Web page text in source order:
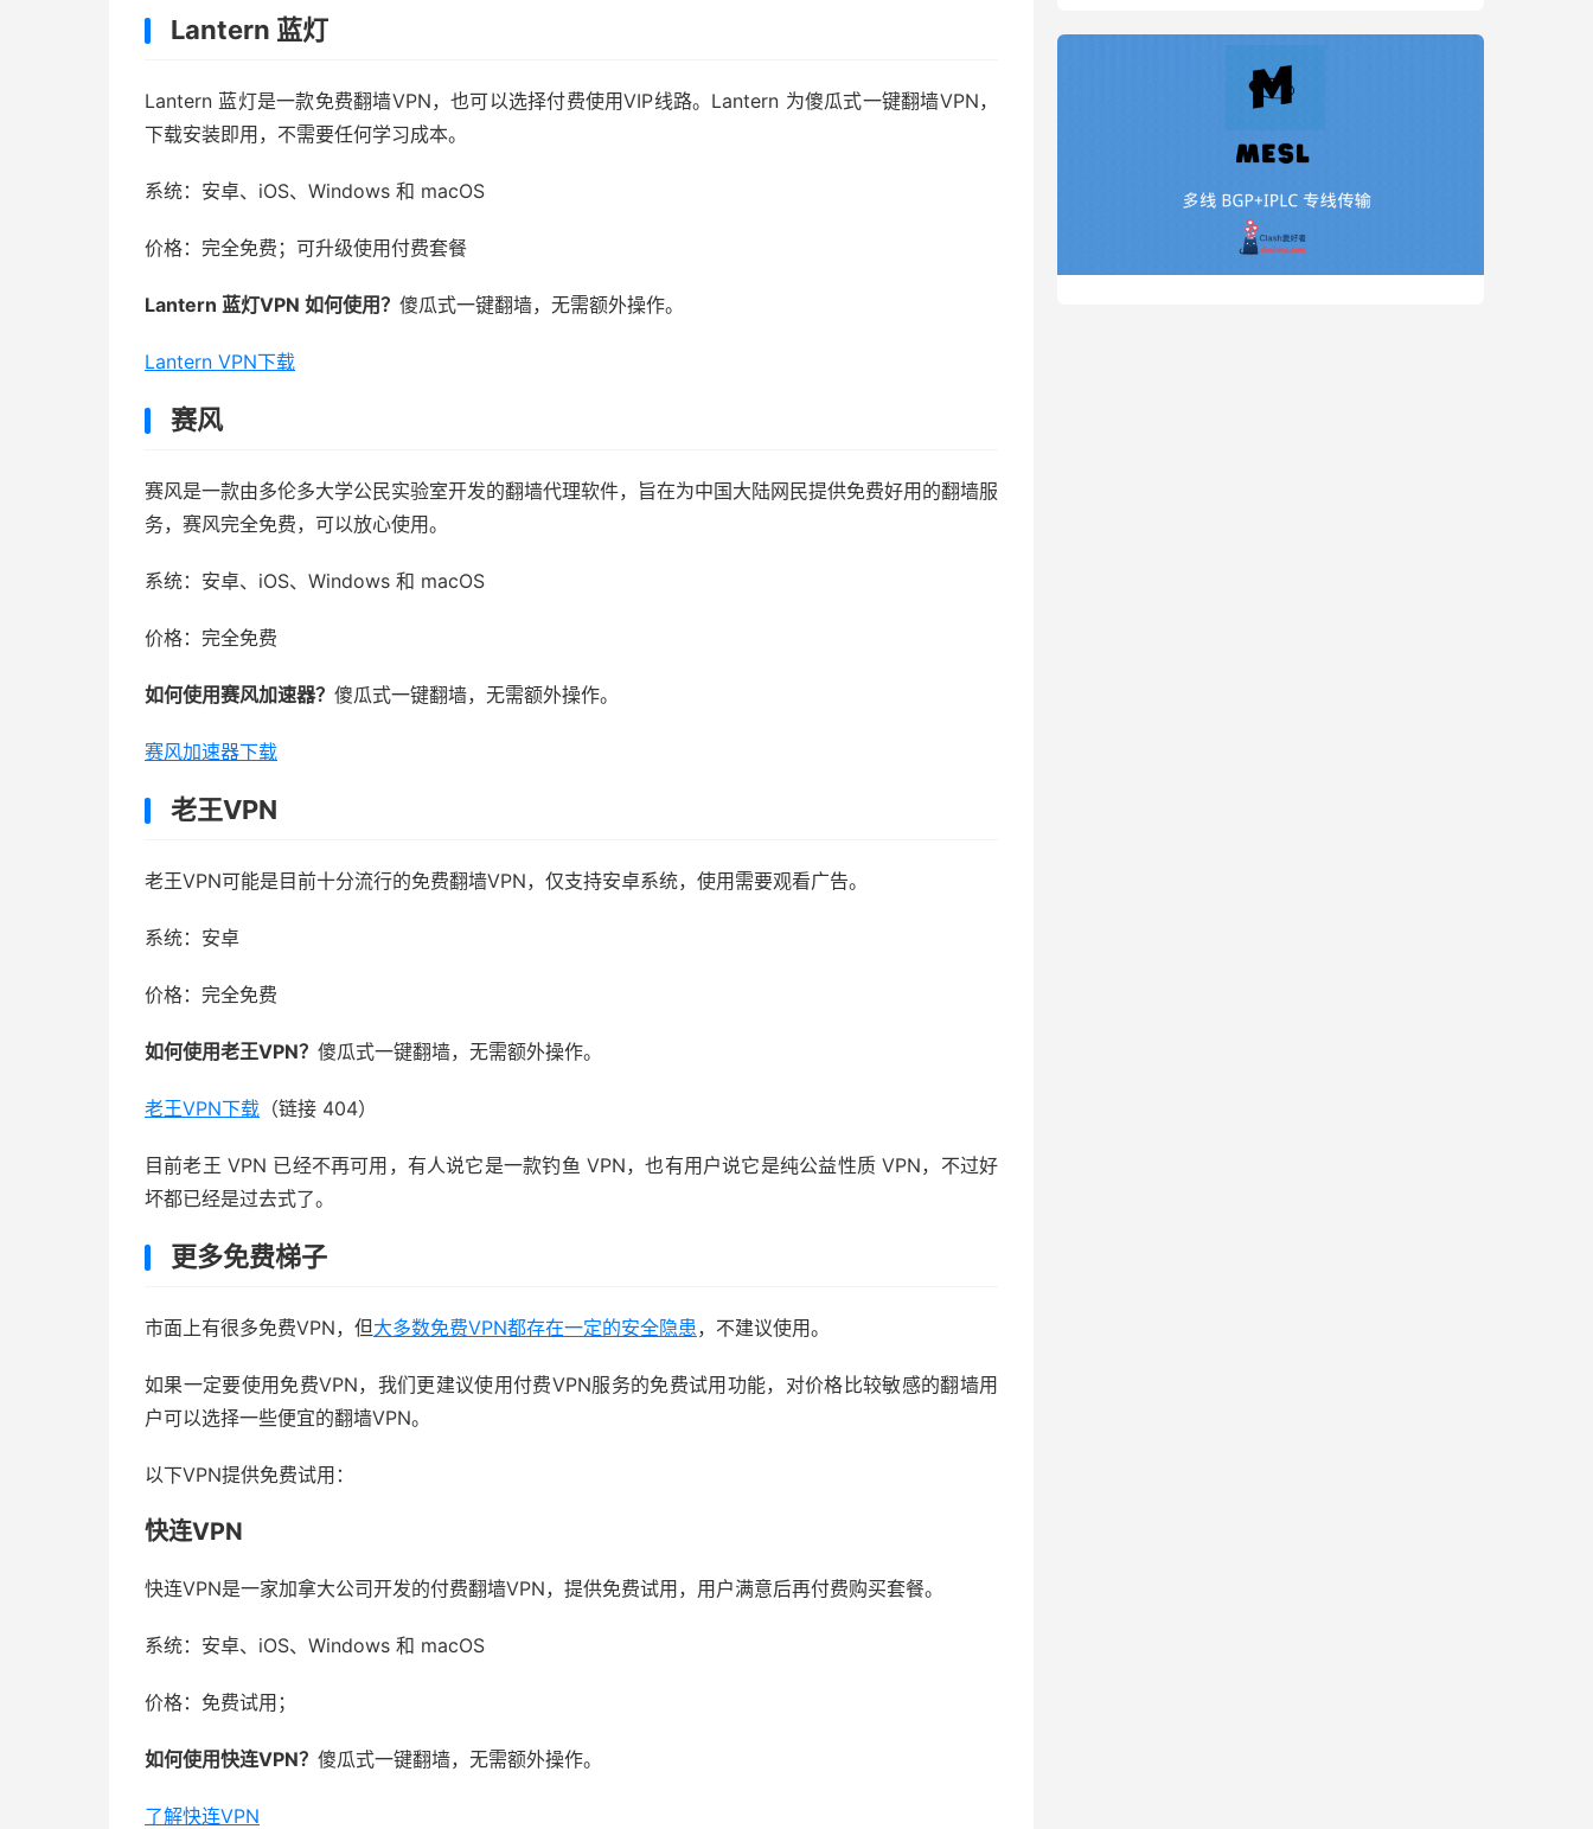
Lantern 蓝灯
Lantern 蓝灯是一款免费翻墙VPN，也可以选择付费使用VIP线路。Lantern 为傻瓜式一键翻墙VPN，
下载安装即用，不需要任何学习成本。
系统：安卓、iOS、Windows 和 macOS
价格：完全免费；可升级使用付费套餐
Lantern 蓝灯VPN 如何使用？ 傻瓜式一键翻墙，无需额外操作。
Lantern VPN下载
赛风
赛风是一款由多伦多大学公民实验室开发的翻墙代理软件，旨在为中国大陆网民提供免费好用的翻墙服
务，赛风完全免费，可以放心使用。
系统：安卓、iOS、Windows 和 macOS
价格：完全免费
如何使用赛风加速器？ 傻瓜式一键翻墙，无需额外操作。
赛风加速器下载
老王VPN
老王VPN可能是目前十分流行的免费翻墙VPN，仅支持安卓系统，使用需要观看广告。
系统：安卓
价格：完全免费
如何使用老王VPN？ 傻瓜式一键翻墙，无需额外操作。
老王VPN下载 （链接 404）
目前老王 VPN 已经不再可用，有人说它是一款钓鱼 VPN，也有用户说它是纯公益性质 VPN，不过好
坏都已经是过去式了。
更多免费梯子
市面上有很多免费VPN，但大多数免费VPN都存在一定的安全隐患，不建议使用。
如果一定要使用免费VPN，我们更建议使用付费VPN服务的免费试用功能，对价格比较敏感的翻墙用
户可以选择一些便宜的翻墙VPN。
以下VPN提供免费试用：
快连VPN
快连VPN是一家加拿大公司开发的付费翻墙VPN，提供免费试用，用户满意后再付费购买套餐。
系统：安卓、iOS、Windows 和 macOS
价格：免费试用；
如何使用快连VPN？ 傻瓜式一键翻墙，无需额外操作。
了解快连VPN